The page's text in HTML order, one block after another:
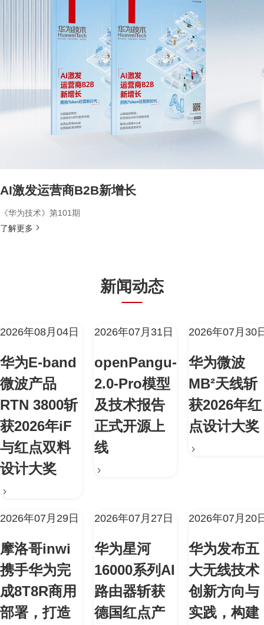
AI激发运营商B2B新增长
《华为技术》第101期
了解更多
新闻动态
2026年08月04日
华为E-band
微波产品
RTN 3800斩
获2026年iF
与红点双料
设计大奖
2026年07月31日
openPangu-
2.0-Pro模型
及技术报告
正式开源上
线
2026年07月30
华为微波
MB²天线斩
获2026年红
点设计大奖
2026年07月29日
摩洛哥inwi
携手华为完
成8T8R商用
部署，打造
2026年07月27日
华为星河
16000系列AI
路由器斩获
德国红点产
2026年07月20
华为发布五
大无线技术
创新方向与
实践，构建